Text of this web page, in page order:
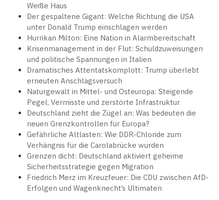
Weiße Haus
Der gespaltene Gigant: Welche Richtung die USA
unter Donald Trump einschlagen werden
Hurrikan Milton: Eine Nation in Alarmbereitschaft
Krisenmanagement in der Flut: Schuldzuweisungen
und politische Spannungen in Italien
Dramatisches Attentatskomplott: Trump überlebt
erneuten Anschlagsversuch
Naturgewalt in Mittel- und Osteuropa: Steigende
Pegel, Vermisste und zerstörte Infrastruktur
Deutschland zieht die Zügel an: Was bedeuten die
neuen Grenzkontrollen für Europa?
Gefährliche Altlasten: Wie DDR-Chloride zum
Verhängnis für die Carolabrücke wurden
Grenzen dicht: Deutschland aktiviert geheime
Sicherheitsstrategie gegen Migration
Friedrich Merz im Kreuzfeuer: Die CDU zwischen AfD-
Erfolgen und Wagenknecht’s Ultimaten